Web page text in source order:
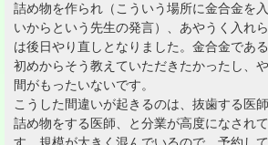
詰め物を作られ（こういう場所に金合金を
いからという先生の発言）、あやうく入れ
は後日やり直しとなりました。金合金であ
初めからそう教えていただきたかったし、
間がもったいないです。
こうした間違いが起きるのは、抜歯する医
詰め物をする医師、と分業が高度になされ